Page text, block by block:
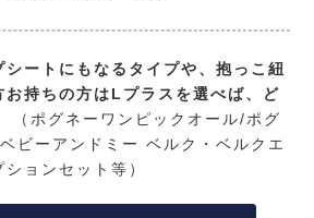
ートにもなるタイプや、抱っこ紐
お持ちの方はLプラスを選べば、ど
（ポグネーワンピックオール/ポグ
ビーアンドミー ベルク・ベルクエ
ョンセット等）